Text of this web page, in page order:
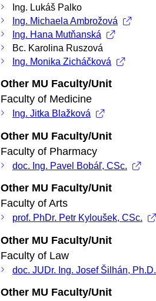
Ing. Lukáš Palko
Ing. Michaela Ambrožová
Ing. Hana Mutňanská
Bc. Karolina Ruszová
Ing. Monika Zicháčková
Other MU Faculty/Unit
Faculty of Medicine
Ing. Jitka Blažková
Other MU Faculty/Unit
Faculty of Pharmacy
doc. Ing. Pavel Bobáľ, CSc.
Other MU Faculty/Unit
Faculty of Arts
prof. PhDr. Petr Kyloušek, CSc.
Other MU Faculty/Unit
Faculty of Law
doc. JUDr. Ing. Josef Šilhán, Ph.D.
Other MU Faculty/Unit